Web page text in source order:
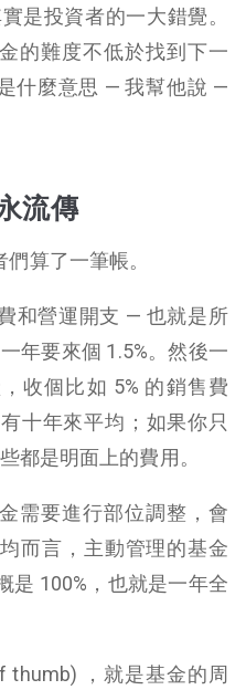
是投資者的一大錯覺。
的難度不低於找到下一
什麼意思 — 我幫他說 —
流傳
算了一筆帳。
和營運開支 — 也就是所
年要來個 1.5%。然後一
收個比如 5% 的銷售費
十年來平均；如果你只
都是明面上的費用。
需要進行部位調整，會
而言，主動管理的基金
是 100%，也就是一年全
thumb) ，就是基金的周